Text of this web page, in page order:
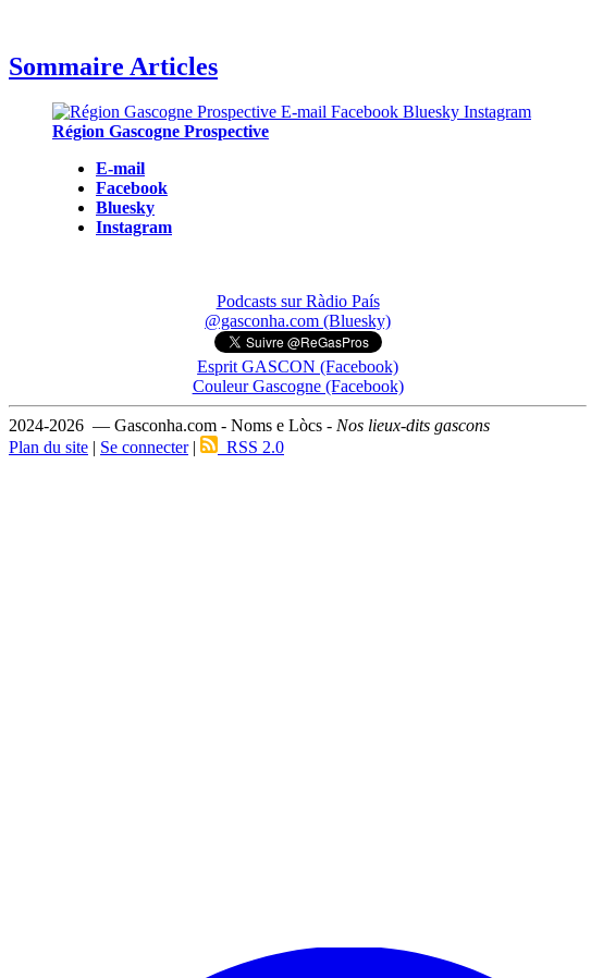
Sommaire Articles
Région Gascogne Prospective
E-mail
Facebook
Bluesky
Instagram
Podcasts sur Ràdio País
@gasconha.com (Bluesky)
Esprit GASCON (Facebook)
Couleur Gascogne (Facebook)
2024-2026 — Gasconha.com - Noms e Lòcs - Nos lieux-dits gascons
Plan du site
Se connecter| RSS 2.0